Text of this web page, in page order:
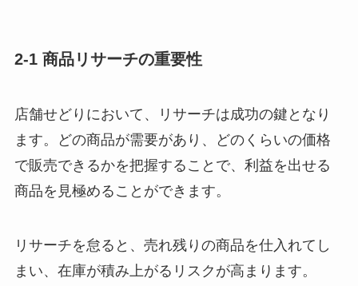
2-1 商品リサーチの重要性
店舗せどりにおいて、リサーチは成功の鍵となり
ます。どの商品が需要があり、どのくらいの価格
で販売できるかを把握することで、利益を出せる
商品を見極めることができます。
リサーチを怠ると、売れ残りの商品を仕入れてし
まい、在庫が積み上がるリスクが高まります。